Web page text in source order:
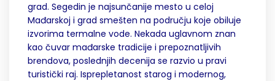
grad. Segedin je najsunčanije mesto u celoj
Mađarskoj i grad smešten na području koje obiluje
izvorima termalne vode. Nekada uglavnom znan
kao čuvar mađarske tradicije i prepoznatljivih
brendova, poslednjih decenija se razvio u pravi
turistički raj. Isprepletanost starog i modernog,